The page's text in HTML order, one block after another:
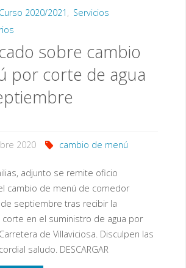
Curso 2020/2021 , Servicios
sobre cambio
por corte de agua
2020 cambio de menú
adjunto se remite oficio
cambio de menú de comedor
septiembre tras recibir la
en el suministro de agua por
de Villaviciosa. Disculpen las
saludo. DESCARGAR